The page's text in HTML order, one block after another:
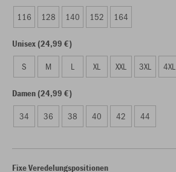
116 128 140 152 164
Unisex (24,99 €)
S M L XL XXL 3XL 4XL
Damen (24,99 €)
34 36 38 40 42 44
Fixe Veredelungspositionen